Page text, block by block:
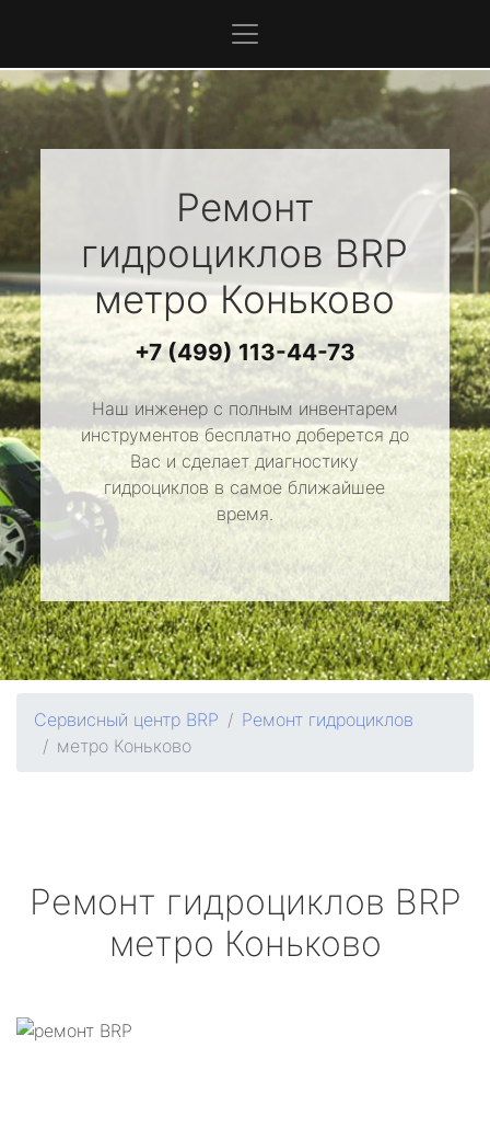
Ремонт
гидроциклов BRP
метро Коньково
+7 (499) 113-44-73
Наш инженер с полным инвентарем
инструментов бесплатно доберется до
Вас и сделает диагностику
гидроциклов в самое ближайшее
время.
Сервисный центр BRP
Ремонт гидроциклов
метро Коньково
Ремонт гидроциклов BRP
метро Коньково